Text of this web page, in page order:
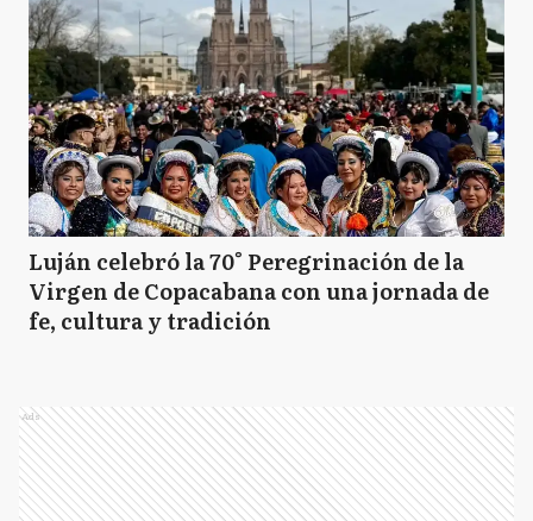
Luján celebró la 70° Peregrinación de la
Virgen de Copacabana con una jornada de
fe, cultura y tradición
Ads